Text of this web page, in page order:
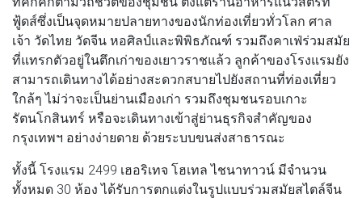
ฟู้ดส์ซึ่งเป็นจุดหมายปลายทางของนักท่องเที่ยวทั่วโลก ศาล
เจ้า วัดไทย วัดจีน หอศิลป์และพิพิธภัณฑ์ รวมถึงคาเฟ่ร่วมสมัย
ที่แทรกตัวอยู่ในตึกเก่าของเยาวราชแล้ว ลูกค้าของโรงแรมยัง
สามารถเดินทางได้อย่างสะดวกสบายไปยังสถานที่ท่องเที่ยว
ใกล้ๆ ไม่ว่าจะเป็นย่านเมืองเก่า รวมถึงชุมชนรอบเกาะ
รัตนโกสินทร์ หรือจะเดินทางเข้าสู่ย่านธุรกิจสำคัญของ
กรุงเทพฯ อย่างง่ายดาย ด้วยระบบขนส่งสาธารณะ
ทั้งนี้ โรงแรม 2499 เฮอริเทจ โฮเทล ไชนาทาวน์ มีจำนวน
ทั้งหมด 30 ห้อง ได้รับการตกแต่งในรูปแบบร่วมสมัยสไตล์จีน